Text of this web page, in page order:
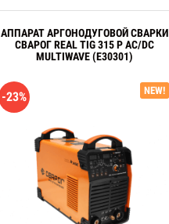
АППАРАТ АРГОНОДУГОВОЙ СВАРКИ
СВАРОГ REAL TIG 315 P AC/DC
MULTIWAVE (E30301)
NEW!
-23%